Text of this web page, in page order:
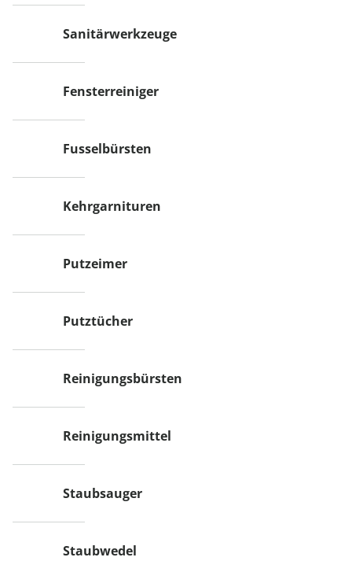
Sanitärwerkzeuge
Fensterreiniger
Fusselbürsten
Kehrgarnituren
Putzeimer
Putztücher
Reinigungsbürsten
Reinigungsmittel
Staubsauger
Staubwedel